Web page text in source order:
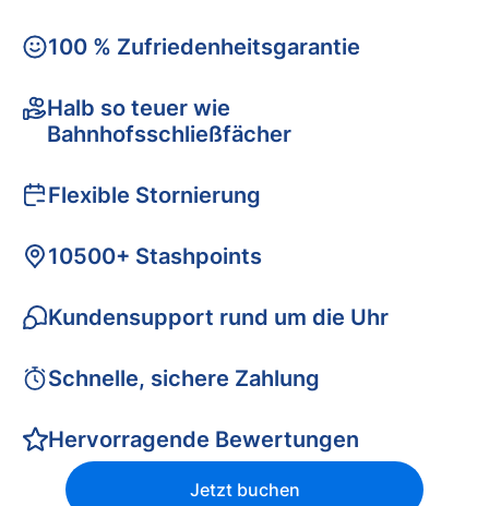
100 % Zufriedenheitsgarantie
Halb so teuer wie
Bahnhofsschließfächer
Flexible Stornierung
10500+ Stashpoints
Kundensupport rund um die Uhr
Schnelle, sichere Zahlung
Hervorragende Bewertungen
Jetzt buchen